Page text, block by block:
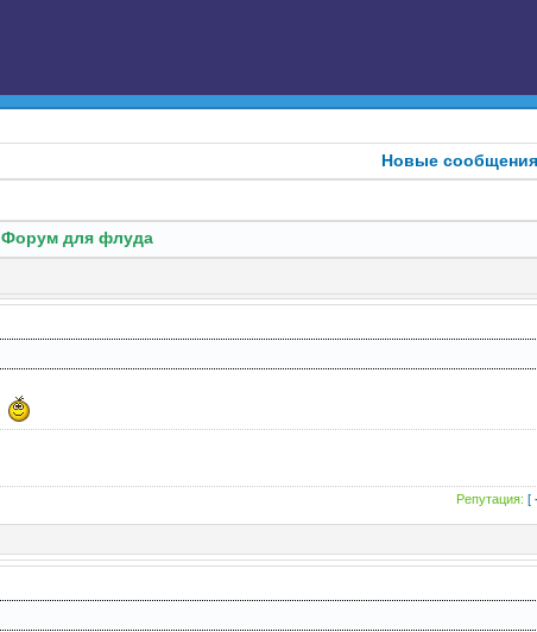
Новые сообщения
Форум для флуда
Репутация: [